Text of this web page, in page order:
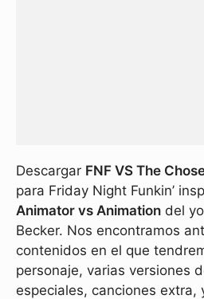
Descargar FNF VS The
para Friday Night Funkin’
Animator vs Animation del
Becker. Nos encontramos
contenidos en el que
personaje, varias versiones
especiales, canciones extra,